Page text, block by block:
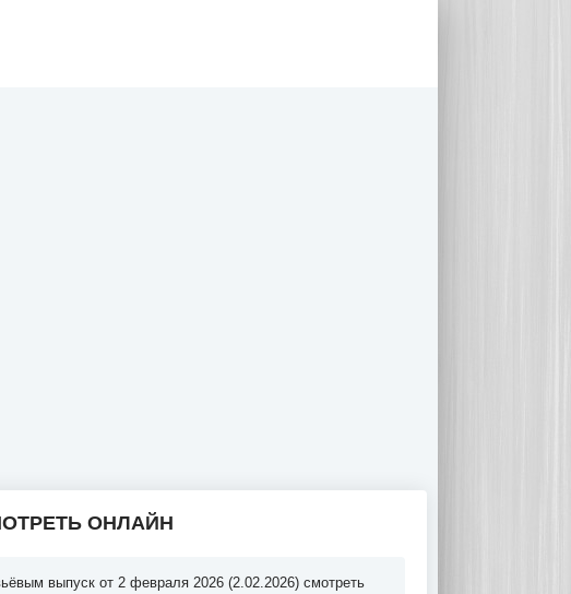
ОНЛАЙН
выпуск от 2 февраля 2026 (2.02.2026) смотреть